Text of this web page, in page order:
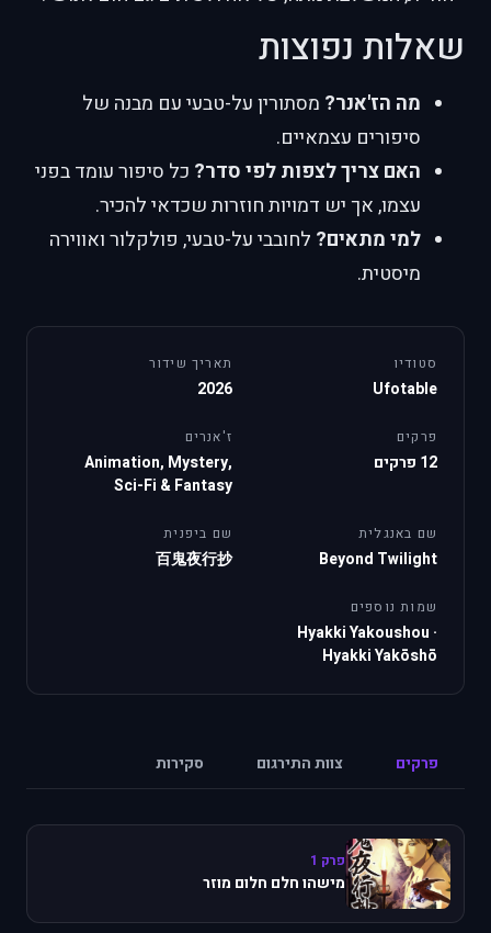
שאלות נפוצות
מה הז'אנר? מסתורין על-טבעי עם מבנה של
סיפורים עצמאיים.
האם צריך לצפות לפי סדר? כל סיפור עומד בפני
עצמו, אך יש דמויות חוזרות שכדאי להכיר.
למי מתאים? לחובבי על-טבעי, פולקלור ואווירה
מיסטית.
סטודיו
Ufotable
תאריך שידור
2026
פרקים
12 פרקים
ז'אנרים
Animation, Mystery,
Sci-Fi & Fantasy
שם באנגלית
Beyond Twilight
שם ביפנית
百鬼夜行抄
שמות נוספים
Hyakki Yakoushou ·
Hyakki Yakōshō
פרקים צוות התירגום סקירות
פרק 1
מישהו חלם חלום מוזר